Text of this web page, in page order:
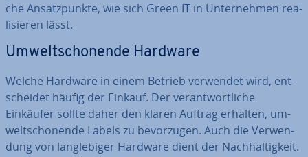
che An­satz­punk­te, wie sich Green IT in Un­ter­neh­men rea­
li­sie­ren lässt.
Um­welt­scho­nen­de Hardware
Welche Hardware in einem Betrieb verwendet wird, ent­
schei­det häufig der Einkauf. Der ver­ant­wort­li­che
Einkäufer sollte daher den klaren Auftrag erhalten, um­
welt­scho­nen­de Labels zu be­vor­zu­gen. Auch die Ver­wen­
dung von lang­le­bi­ger Hardware dient der Nach­hal­tig­keit.